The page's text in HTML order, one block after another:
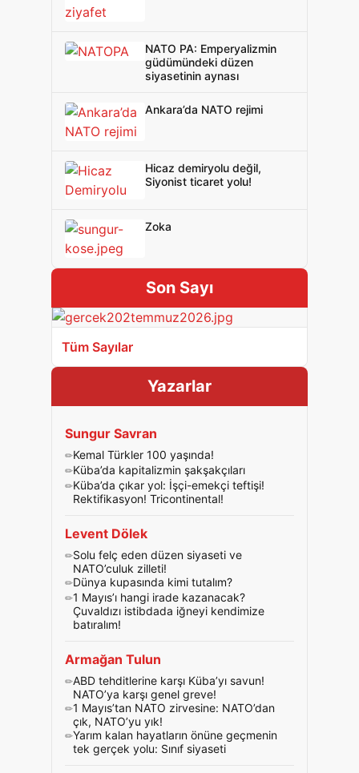
NATO PA: Emperyalizmin
güdümündeki düzen
siyasetinin aynası
Ankara’da NATO rejimi
Hicaz demiryolu değil,
Siyonist ticaret yolu!
Zoka
Son Sayı
Tüm Sayılar
Yazarlar
Sungur Savran
Kemal Türkler 100 yaşında!
Küba’da kapitalizmin şakşakçıları
Küba’da çıkar yol: İşçi-emekçi teftişi!
Rektifikasyon! Tricontinental!
Levent Dölek
Solu felç eden düzen siyaseti ve
NATO’culuk zilleti!
Dünya kupasında kimi tutalım?
1 Mayıs’ı hangi irade kazanacak?
Çuvaldızı istibdada iğneyi kendimize
batıralım!
Armağan Tulun
ABD tehditlerine karşı Küba’yı savun!
NATO’ya karşı genel greve!
1 Mayıs’tan NATO zirvesine: NATO’dan
çık, NATO’yu yık!
Yarım kalan hayatların önüne geçmenin
tek gerçek yolu: Sınıf siyaseti